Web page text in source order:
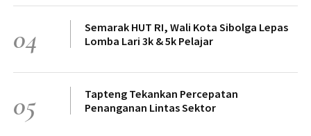
04
Semarak HUT RI, Wali Kota Sibolga Lepas
Lomba Lari 3k & 5k Pelajar
05
Tapteng Tekankan Percepatan
Penanganan Lintas Sektor